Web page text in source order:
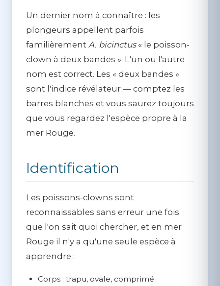
Un dernier nom à connaître : les
plongeurs appellent parfois
familièrement A. bicinctus« le poisson-
clown à deux bandes ». L'un ou l'autre
nom est correct. Les « deux bandes »
sont l'indice révélateur — comptez les
barres blanches et vous saurez toujours
que vous regardez l'espèce propre à la
mer Rouge.
Identification
Les poissons-clowns sont
reconnaissables sans erreur une fois
que l'on sait quoi chercher, et en mer
Rouge il n'y a qu'une seule espèce à
apprendre :
Corps : trapu, ovale, comprimé